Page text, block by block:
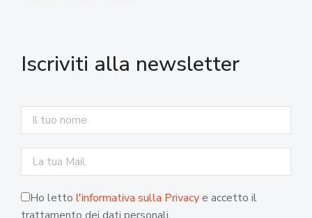
Iscriviti alla newsletter
Ho letto l'informativa sulla Privacye accetto il
trattamento dei dati personali.